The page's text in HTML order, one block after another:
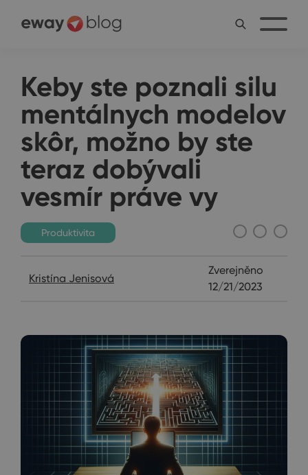
Keby ste poznali silu
mentálnych modelov
skôr, možno by ste
teraz dobývali
vesmír práve vy
Produktivita
Kristína Jenisová
Zverejněno
12/21/2023